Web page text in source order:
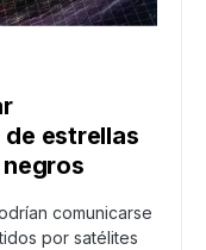
estrellas
comunicarse
por satélites